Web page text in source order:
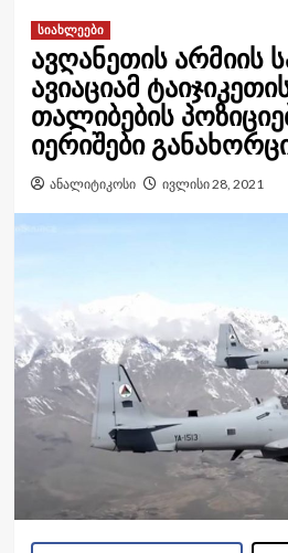
სიახლეები
ავღანეთის არმიის
ავიაციამ
თალიბების
იერიშები
ანალიტიკოსი ივლისი 28, 2021